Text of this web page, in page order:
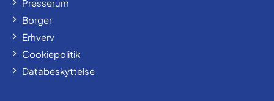
Presserum
Borger
Erhverv
Cookiepolitik
Databeskyttelse